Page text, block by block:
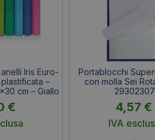
Iris Euro-
–
cm – Giallo
€
Portablocchi
con molla Sei
29302307
4,57 €
IVA